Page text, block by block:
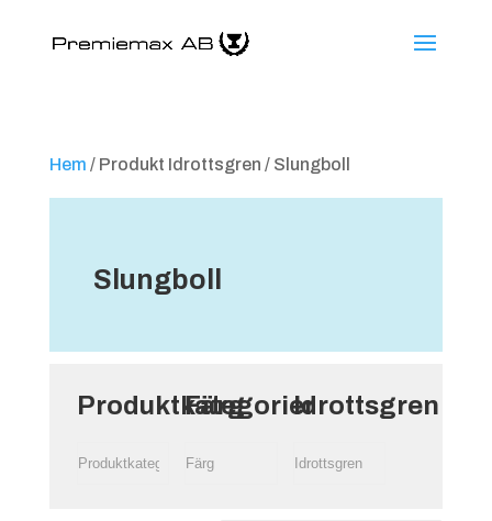
Hem / Produkt Idrottsgren / Slungboll
Slungboll
Produktkategorier
Färg Idrottsgren